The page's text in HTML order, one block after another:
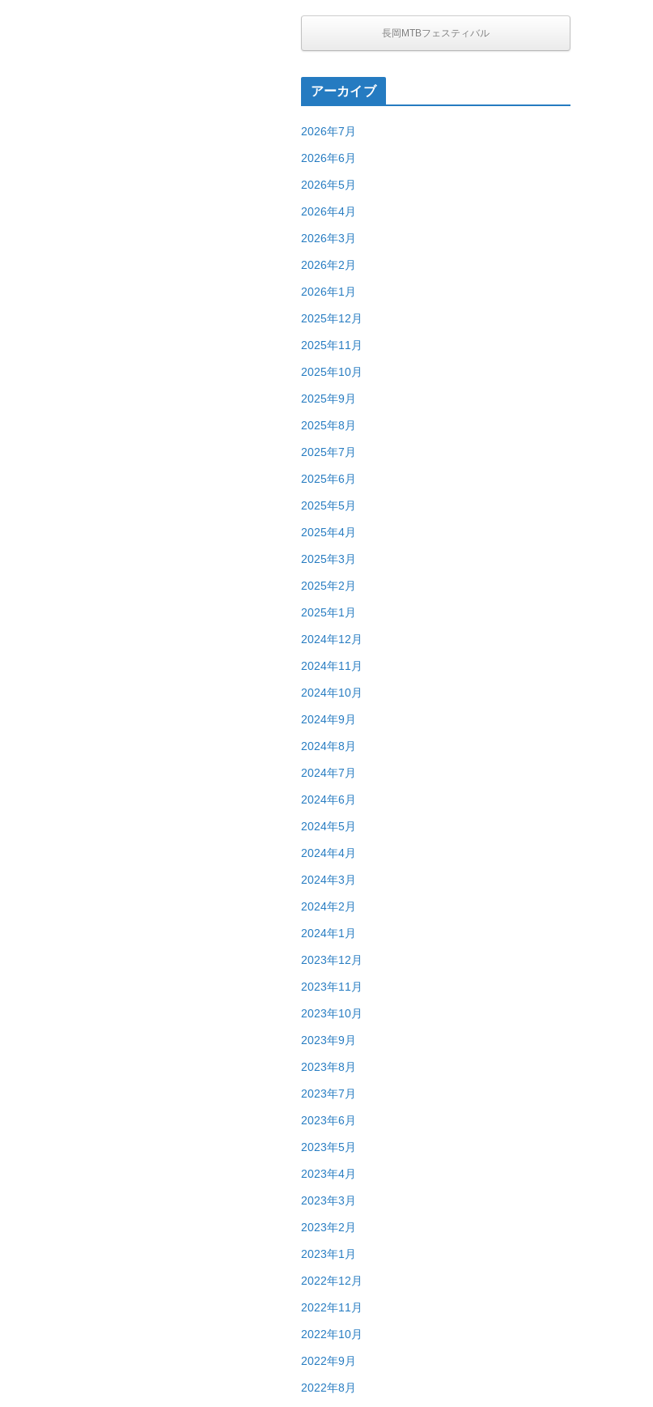
長岡MTBフェスティバル
アーカイブ
2026年7月
2026年6月
2026年5月
2026年4月
2026年3月
2026年2月
2026年1月
2025年12月
2025年11月
2025年10月
2025年9月
2025年8月
2025年7月
2025年6月
2025年5月
2025年4月
2025年3月
2025年2月
2025年1月
2024年12月
2024年11月
2024年10月
2024年9月
2024年8月
2024年7月
2024年6月
2024年5月
2024年4月
2024年3月
2024年2月
2024年1月
2023年12月
2023年11月
2023年10月
2023年9月
2023年8月
2023年7月
2023年6月
2023年5月
2023年4月
2023年3月
2023年2月
2023年1月
2022年12月
2022年11月
2022年10月
2022年9月
2022年8月